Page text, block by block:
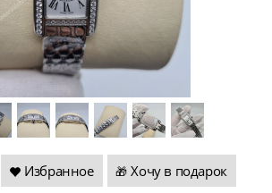
Избранное 🎁 Хочу в подарок